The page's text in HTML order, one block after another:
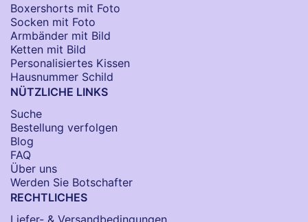
Boxershorts mit Foto
Socken​ mit Foto
Armbänder mit Bild​
Ketten mit Bild
Personalisiertes Kissen
Hausnummer Schild
NÜTZLICHE LINKS
Suche
Bestellung verfolgen
Blog
FAQ
Über uns
Werden Sie Botschafter
RECHTLICHES
Liefer- & Versandbedingungen